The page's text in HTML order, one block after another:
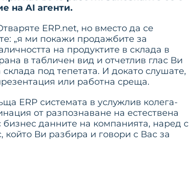
на AI агенти.
ERP.net, но вместо да се
„я ми покажи продажбите за
на продуктите в склада в
в табличен вид и отчетлив глас Ви
под тепетата. И докато слушате,
или работна среща.
ERP системата в услужлив колега-
от разпознаване на естествена
бизнес данните на компанията, наред с
който Ви разбира и говори с Вас за